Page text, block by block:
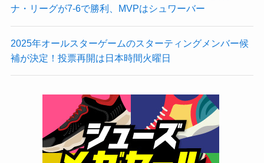
ナ・リーグが7-6で勝利、MVPはシュワーバー
2025年オールスターゲームのスターティングメンバー候
補が決定！投票再開は日本時間火曜日